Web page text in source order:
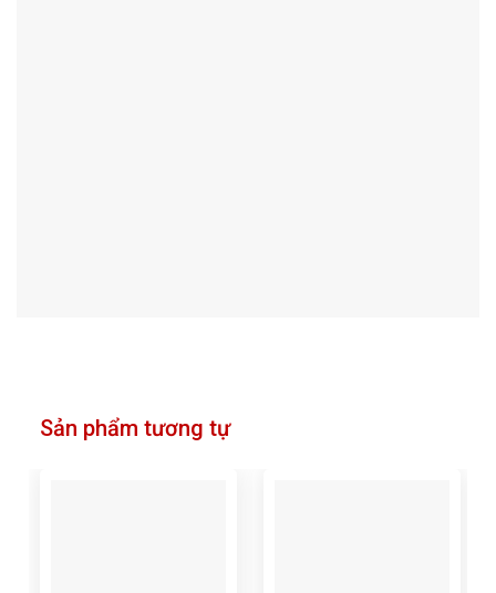
Sản phẩm tương tự